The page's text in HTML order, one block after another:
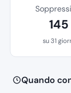
145
su 31
Quando